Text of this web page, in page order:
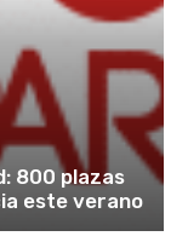
800 plazas
este verano